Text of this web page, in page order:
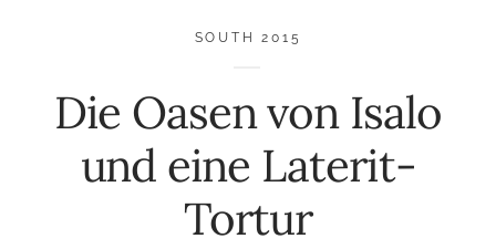
SOUTH 2015
Die Oasen von Isalo
und eine Laterit-
Tortur